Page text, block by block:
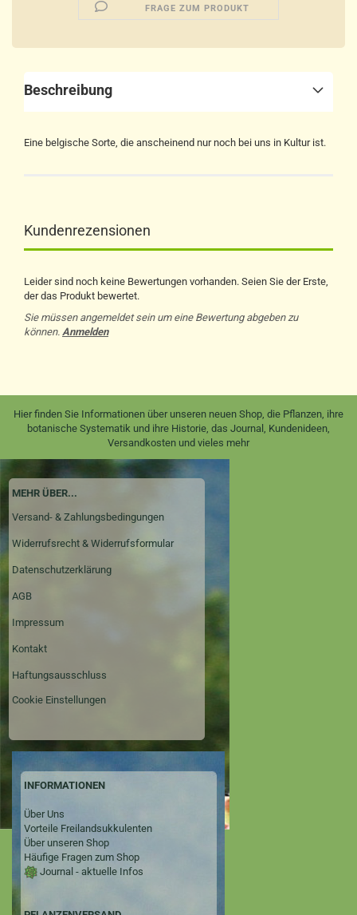
FRAGE ZUM PRODUKT
Beschreibung
Eine belgische Sorte, die anscheinend nur noch bei uns in Kultur ist.
Kundenrezensionen
Leider sind noch keine Bewertungen vorhanden. Seien Sie der Erste,
der das Produkt bewertet.
Sie müssen angemeldet sein um eine Bewertung abgeben zu
können. Anmelden
Hier finden Sie Informationen über unseren neuen Shop, die Pflanzen, ihre
botanische Systematik und ihre Historie, das Journal, Kundenideen,
Versandkosten und vieles mehr
MEHR ÜBER...
Versand- & Zahlungsbedingungen
Widerrufsrecht & Widerrufsformular
Datenschutzerklärung
AGB
Impressum
Kontakt
Haftungsausschluss
Cookie Einstellungen
INFORMATIONEN
Über Uns
Vorteile Freilandsukkulenten
Über unseren Shop
Häufige Fragen zum Shop
Journal - aktuelle Infos